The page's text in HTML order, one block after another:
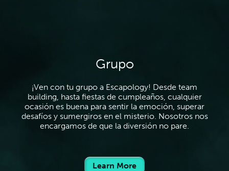
Grupo
¡Ven con tu grupo a Escapology! Desde team
building, hasta fiestas de cumpleaños, cualquier
ocasión es buena para sentir la emoción, superar
desafíos y sumergiros en el misterio. Nosotros nos
encargamos de que la diversión no pare.
Learn More